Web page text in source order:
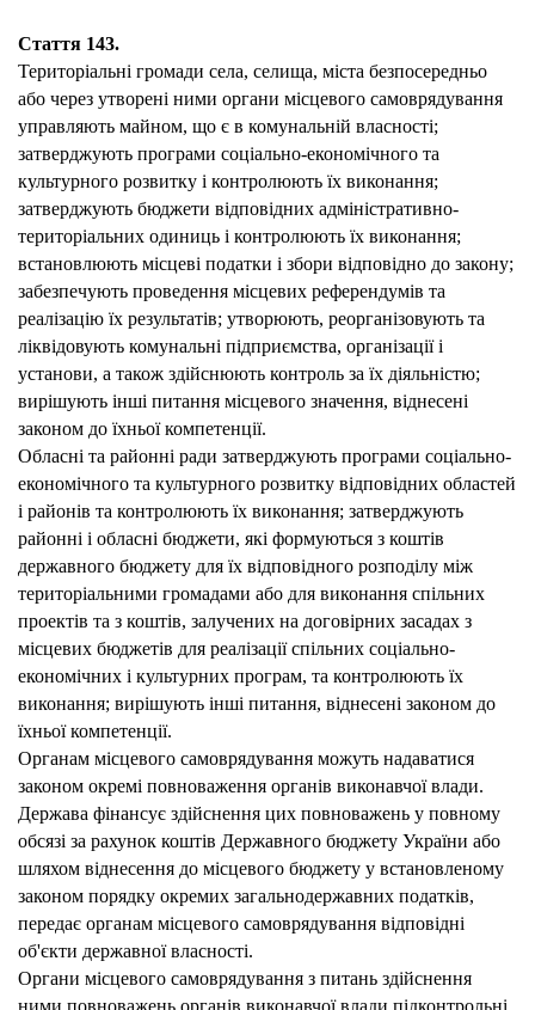
Стаття 143.
Територіальні громади села, селища, міста безпосередньо
або через утворені ними органи місцевого самоврядування
управляють майном, що є в комунальній власності;
затверджують програми соціально-економічного та
культурного розвитку і контролюють їх виконання;
затверджують бюджети відповідних адміністративно-
територіальних одиниць і контролюють їх виконання;
встановлюють місцеві податки і збори відповідно до закону;
забезпечують проведення місцевих референдумів та
реалізацію їх результатів; утворюють, реорганізовують та
ліквідовують комунальні підприємства, організації і
установи, а також здійснюють контроль за їх діяльністю;
вирішують інші питання місцевого значення, віднесені
законом до їхньої компетенції.
Обласні та районні ради затверджують програми соціально-
економічного та культурного розвитку відповідних областей
і районів та контролюють їх виконання; затверджують
районні і обласні бюджети, які формуються з коштів
державного бюджету для їх відповідного розподілу між
територіальними громадами або для виконання спільних
проектів та з коштів, залучених на договірних засадах з
місцевих бюджетів для реалізації спільних соціально-
економічних і культурних програм, та контролюють їх
виконання; вирішують інші питання, віднесені законом до
їхньої компетенції.
Органам місцевого самоврядування можуть надаватися
законом окремі повноваження органів виконавчої влади.
Держава фінансує здійснення цих повноважень у повному
обсязі за рахунок коштів Державного бюджету України або
шляхом віднесення до місцевого бюджету у встановленому
законом порядку окремих загальнодержавних податків,
передає органам місцевого самоврядування відповідні
об'єкти державної власності.
Органи місцевого самоврядування з питань здійснення
ними повноважень органів виконавчої влади підконтрольні